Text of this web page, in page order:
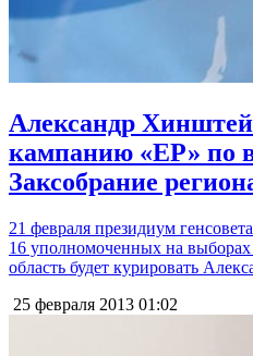
Александр
кампанию «ЕР» по
Заксобрание
21 февраля президиум
16 уполномоченных на
область будет курировать
25 февраля 2013 01:02